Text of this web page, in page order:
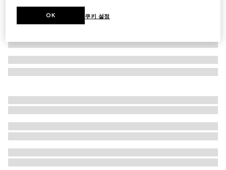
쿠키 설정
OK